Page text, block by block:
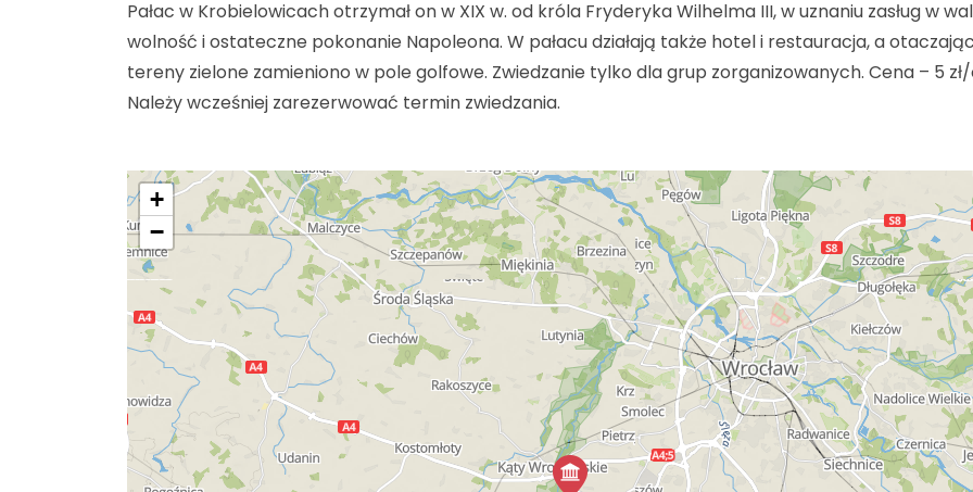
Pałac w Krobielowicach otrzymał on w XIX w. od króla Fryderyka Wilhelma III, w uznaniu zasług w
wolność i ostateczne pokonanie Napoleona. W pałacu działają także hotel i restauracja, a
tereny zielone zamieniono w pole golfowe. Zwiedzanie tylko dla grup zorganizowanych. Cena – 5
Należy wcześniej zarezerwować termin zwiedzania.
+
−